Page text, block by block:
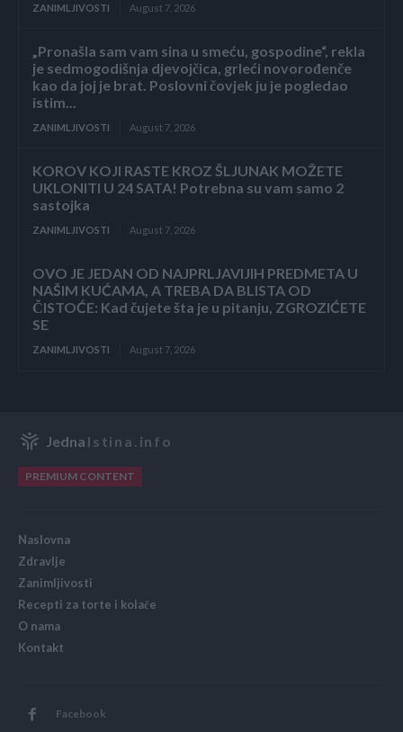
ZANIMLJIVOSTI August 7, 2026
„Pronašla sam vam sina u smeću, gospodine“, rekla
je sedmogodišnja djevojčica, grleći novorođenče
kao da joj je brat. Poslovni čovjek ju je pogledao
istim...
ZANIMLJIVOSTI August 7, 2026
KOROV KOJI RASTE KROZ ŠLJUNAK MOŽETE
UKLONITI U 24 SATA! Potrebna su vam samo 2
sastojka
ZANIMLJIVOSTI August 7, 2026
OVO JE JEDAN OD NAJPRLJAVIJIH PREDMETA U
NAŠIM KUĆAMA, A TREBA DA BLISTA OD
ČISTOĆE: Kad čujete šta je u pitanju, ZGROZIĆETE
SE
ZANIMLJIVOSTI August 7, 2026
Jedna Istina.info
PREMIUM CONTENT
Naslovna
Zdravlje
Zanimljivosti
Recepti za torte i kolače
O nama
Kontakt
Facebook